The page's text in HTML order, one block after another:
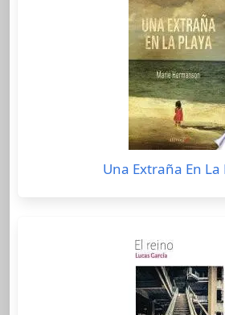
Una Extraña En La